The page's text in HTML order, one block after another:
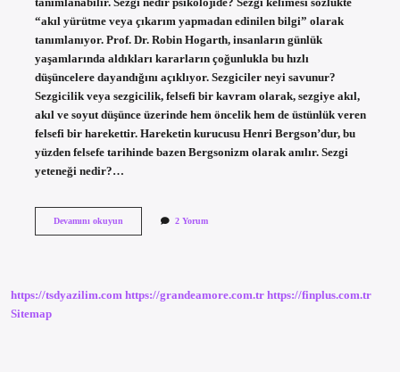
tanımlanabilir. Sezgi nedir psikolojide? Sezgi kelimesi sözlükte
“akıl yürütme veya çıkarım yapmadan edinilen bilgi” olarak
tanımlanıyor. Prof. Dr. Robin Hogarth, insanların günlük
yaşamlarında aldıkları kararların çoğunlukla bu hızlı
düşüncelere dayandığını açıklıyor. Sezgiciler neyi savunur?
Sezgicilik veya sezgicilik, felsefi bir kavram olarak, sezgiye akıl,
akıl ve soyut düşünce üzerinde hem öncelik hem de üstünlük veren
felsefi bir harekettir. Hareketin kurucusu Henri Bergson’dur, bu
yüzden felsefe tarihinde bazen Bergsonizm olarak anılır. Sezgi
yeteneği nedir?…
Devamını okuyunSezgi
2 Yorum
https://tsdyazilim.com https://grandeamore.com.tr https://finplus.com.tr
Sitemap